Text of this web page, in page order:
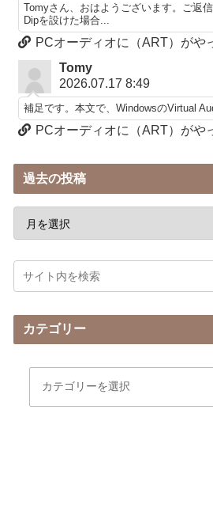
Tomyさん、おはようございます。ご返
Dipを設けた場合...
PCオーディオに（ART）がや
Tomy
2026.07.17 8:49
補足です。本文で、WindowsのVirtual
PCオーディオに（ART）がや
過去の投稿
カテゴリー